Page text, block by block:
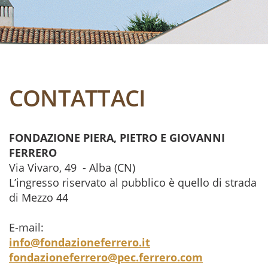
CONTATTACI
FONDAZIONE PIERA, PIETRO E GIOVANNI
FERRERO
Via Vivaro, 49 - Alba (CN)
L’ingresso riservato al pubblico è quello di strada
di Mezzo 44
E-mail:
info@fondazioneferrero.it
fondazioneferrero@pec.ferrero.com